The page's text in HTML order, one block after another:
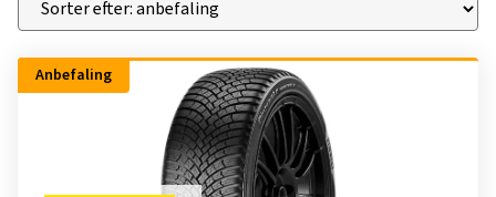
Anbefaling